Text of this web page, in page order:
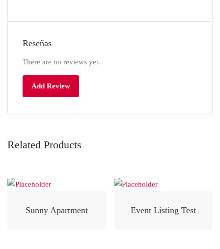
Reseñas
There are no reviews yet.
Add Review
Related Products
Sunny Apartment Event Listing Test